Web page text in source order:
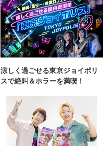
涼しく過ごせる東京ジョイポリ
スで絶叫＆ホラーを満喫！